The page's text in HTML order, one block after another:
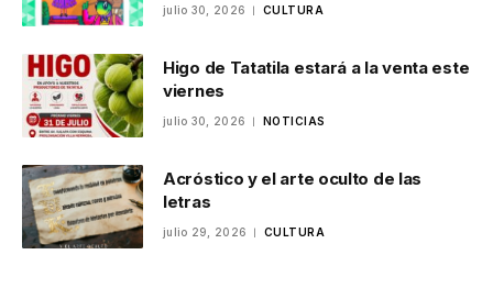
julio 30, 2026 CULTURA
Higo de Tatatila estará a la venta este
viernes
julio 30, 2026 NOTICIAS
Acróstico y el arte oculto de las
letras
julio 29, 2026 CULTURA